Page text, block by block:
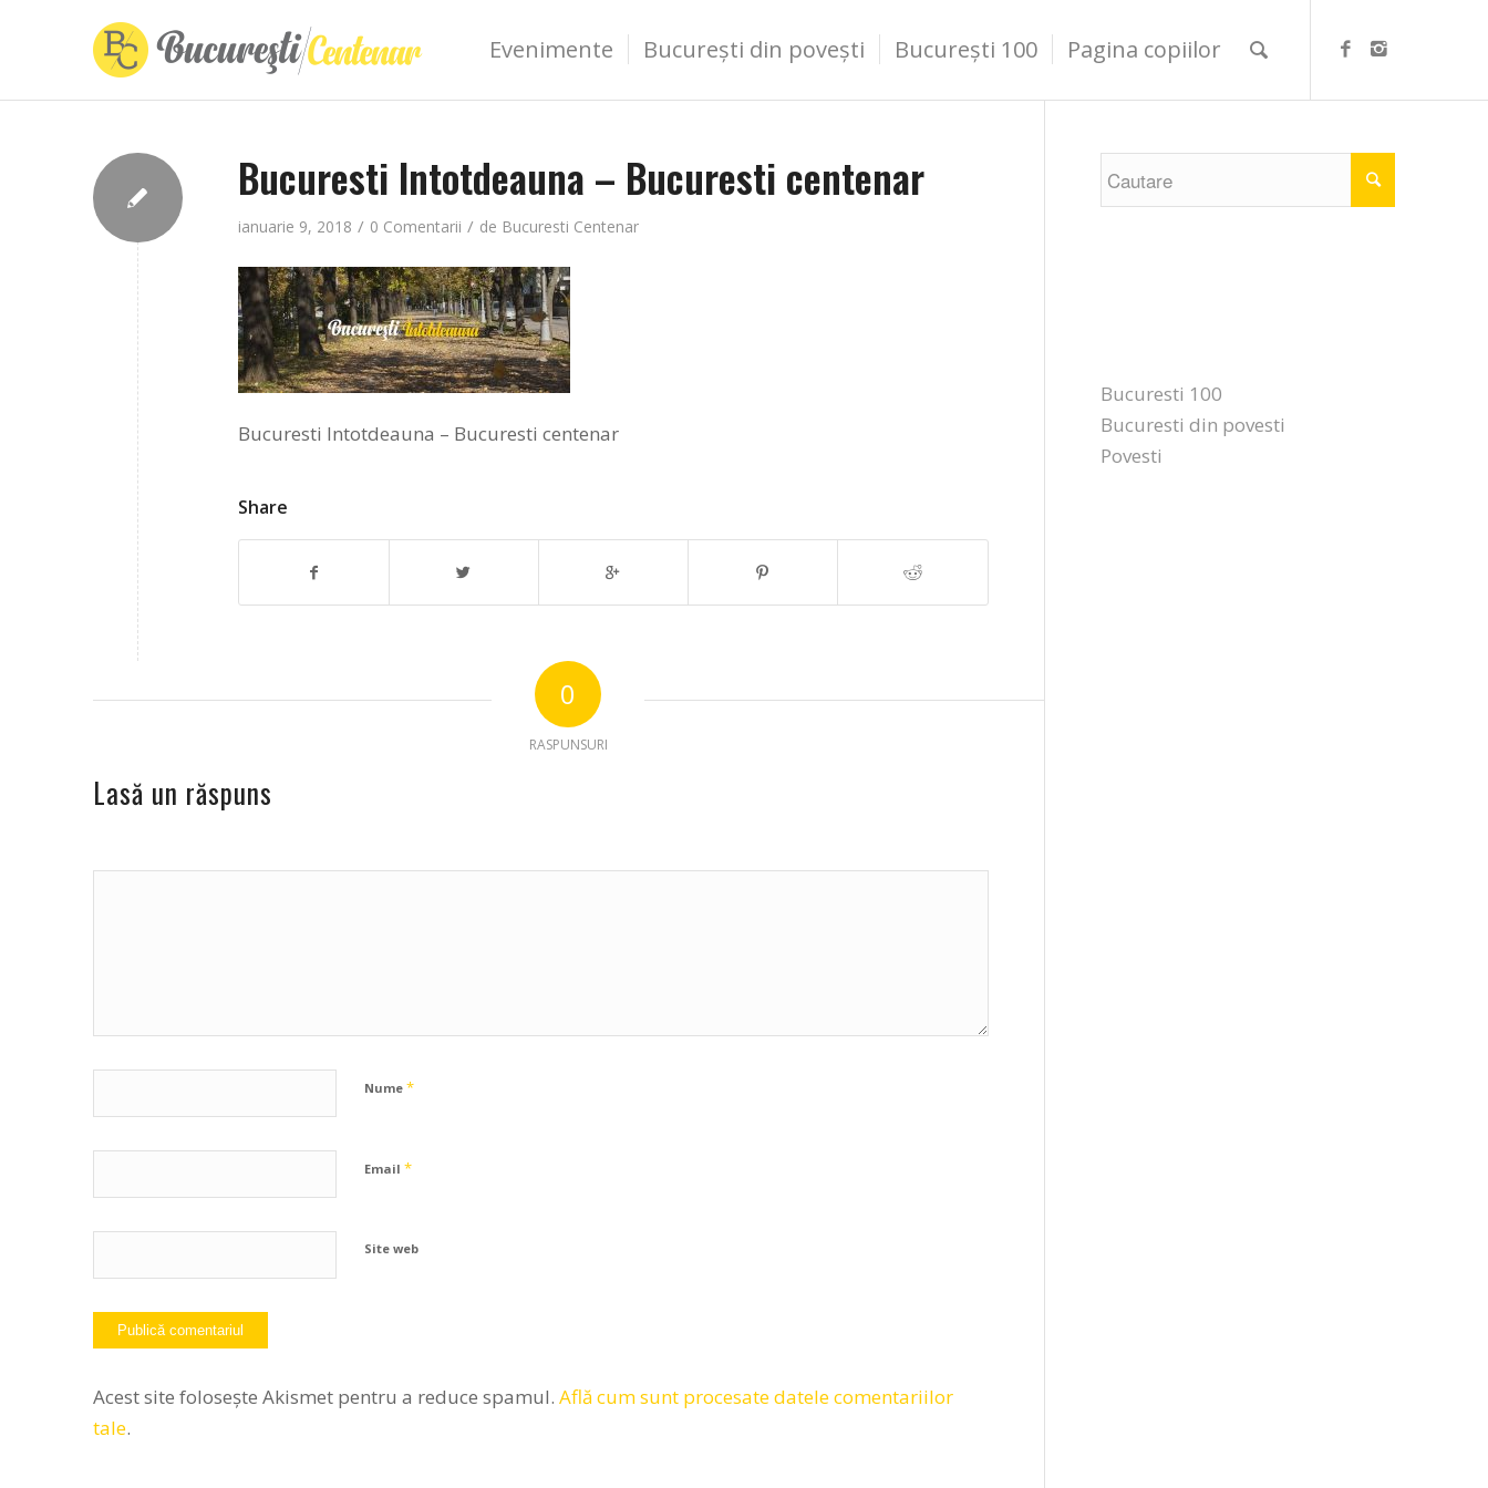
Evenimente București din povești București 100 Pagina copiilor
Bucuresti Intotdeauna – Bucuresti centenar
ianuarie 9, 2018 / 0 Comentarii / de Bucuresti Centenar
Bucuresti Intotdeauna – Bucuresti centenar
Share
0
RASPUNSURI
Lasă un răspuns
Nume *
Email *
Site web
Acest site folosește Akismet pentru a reduce spamul. Află cum sunt procesate datele comentariilor
tale.
Bucuresti 100
Bucuresti din povesti
Povesti